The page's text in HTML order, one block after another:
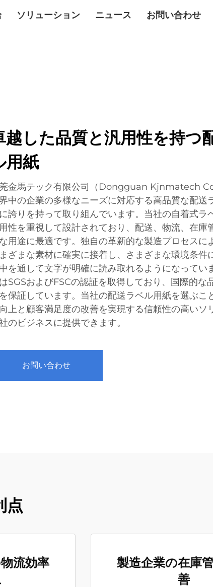
ソリューション ニュース お問い合わせ
越した品質と汎用性を持つ
用紙
金馬テック有限公司（Dongguan Kjnmatech
中の企業の多様なニーズに対応する高品質な配送
誇りを持って取り組んでいます。当社の自着式ラ
性を重視して設計されており、配送、物流、在庫
用途に最適です。独自の革新的な製造プロセスに
ざまな素材に確実に接着し、さまざまな環境条件
を通して文字が明確に読み取れるようになってい
SGSおよびFSCの認証を取得しており、国際的な
保証しています。当社の配送ラベル用紙を選ぶこ
上と顧客満足度の改善を実現する信頼性の高いソ
のビジネスに提供できます。
お問い合わせ
点
流効率
製造企業の在庫
善